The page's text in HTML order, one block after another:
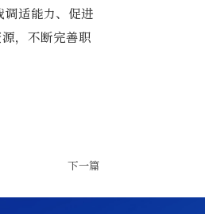
调适能力、促进
，不断完善职
下一篇